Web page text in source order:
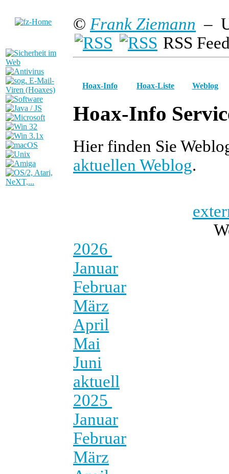
© Frank Ziemann –
RSS
Hoax-Info Hoax-Liste Weblog
Hoax-Info
Hier finden Sie
aktuellen Weblog.
2026
Januar
Februar
März
April
Mai
Juni
aktuell
2025
Januar
Februar
März